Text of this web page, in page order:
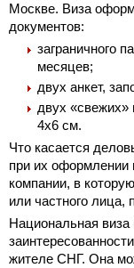
Москве. Виза
документов:
заграничного
месяцев;
двух анкет,
двух
4х6 см.
Что касается
при их оформлении
компании, в
или частного лица,
Национальная
жителе СНГ. Она